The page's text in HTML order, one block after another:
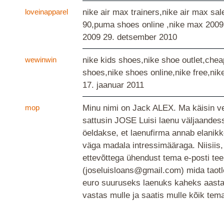
loveinapparel
nike air max trainers,nike air max
90,puma shoes online ,nike max
2009 29. detsember 2010
wewinwin
nike kids shoes,nike shoe
shoes,nike shoes online,nike
17. jaanuar 2011
mop
Minu nimi on Jack ALEX. Ma käisin
sattusin JOSE Luisi laenu
öeldakse, et laenufirma annab
väga madala intressimääraga.
ettevõttega ühendust tema e-posti
(joseluisloans@gmail.com) mida
euro suuruseks laenuks kaheks
vastas mulle ja saatis mulle kõik